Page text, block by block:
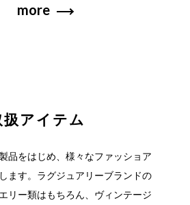
more
扱アイテム
品をはじめ、様々なファッショア
ます。 ラグジュアリーブランドの
リー類はもちろん、ヴィンテージ